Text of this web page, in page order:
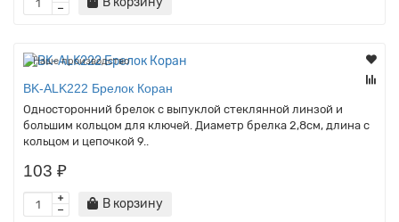
Наше производство
BK-ALK222 Брелок Коран
Односторонний брелок с выпуклой стеклянной линзой и
большим кольцом для ключей. Диаметр брелка 2,8см, длина с
кольцом и цепочкой 9..
103 ₽
В корзину